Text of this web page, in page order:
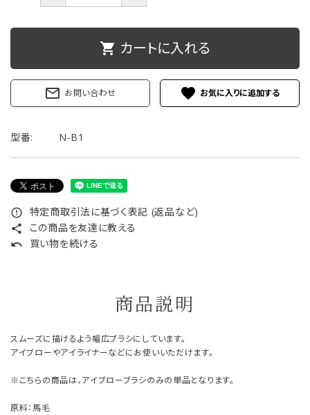
shopping_cart カートに入れる
mail_outline お問い合わせ favorite
型番: N-B1
error_outline 特定商取引法に基づく表記 (返品など)
share この商品を友達に教える
undo 買い物を続ける
商品説明
スムーズに描けるよう幅広ブラシにしています。
アイブローやアイライナーなどにお使いいただけます。
※こちらの商品は、アイブローブラシのみの単品となります。
原料：馬毛